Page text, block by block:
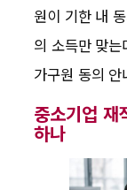
원이 기한 내
의 소득만 맞
가구원 동의
중소기업 재
하나